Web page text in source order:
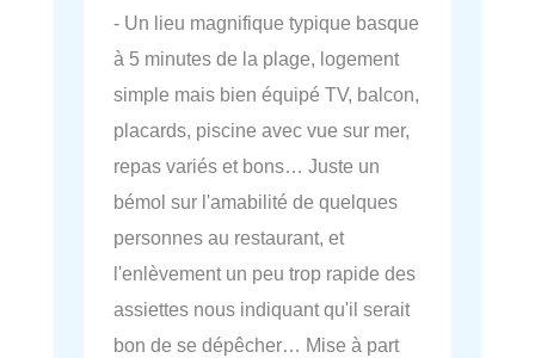
- Un lieu magnifique typique basque
à 5 minutes de la plage, logement
simple mais bien équipé TV, balcon,
placards, piscine avec vue sur mer,
repas variés et bons… Juste un
bémol sur l'amabilité de quelques
personnes au restaurant, et
l'enlèvement un peu trop rapide des
assiettes nous indiquant qu'il serait
bon de se dépêcher… Mise à part